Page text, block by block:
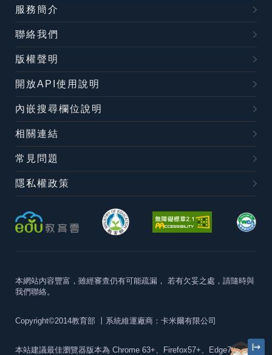
服務簡介
聯絡我們
版權聲明
開放API使用說明
內嵌搜尋欄位說明
相關連結
常見問題
隱私權政策
本網站內容豐富，雖經審查仍有可能疏漏， 若有欠妥之處，請隨時與
我們聯絡。
Copyright©2014教育部 丨系統維運廠商：卡米爾有限公司
本站建議最佳瀏覽器版本為 Chrome 63+、Firefox57+、Edge79+及